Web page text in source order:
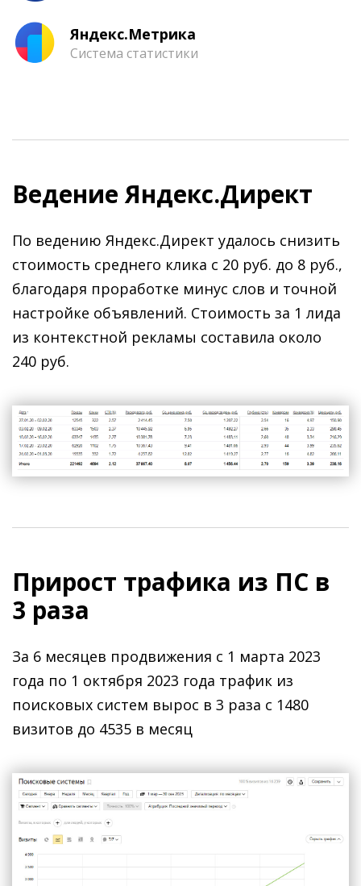
Яндекс.Метрика
Система статистики
Ведение Яндекс.Директ
По ведению Яндекс.Директ удалось снизить
стоимость среднего клика с 20 руб. до 8 руб.,
благодаря проработке минус слов и точной
настройке объявлений. Стоимость за 1 лида
из контекстной рекламы составила около
240 руб.
Прирост трафика из ПС в
3 раза
За 6 месяцев продвижения с 1 марта 2023
года по 1 октября 2023 года трафик из
поисковых систем вырос в 3 раза с 1480
визитов до 4535 в месяц